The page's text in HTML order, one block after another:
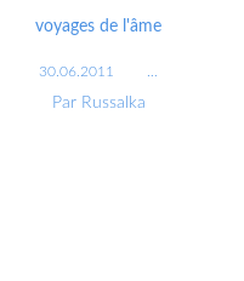
voyages de l'âme
30.06.2011
Par Russalka